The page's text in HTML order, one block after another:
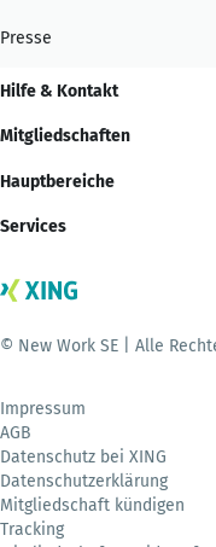
Presse
Hilfe & Kontakt
Mitgliedschaften
Hauptbereiche
Services
© New Work SE | Alle
Impressum
AGB
Datenschutz bei XING
Datenschutzerklärung
Mitgliedschaft kündigen
Tracking